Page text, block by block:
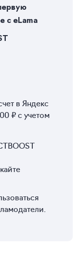
с eLama
в Яндекс
₽ с учетом